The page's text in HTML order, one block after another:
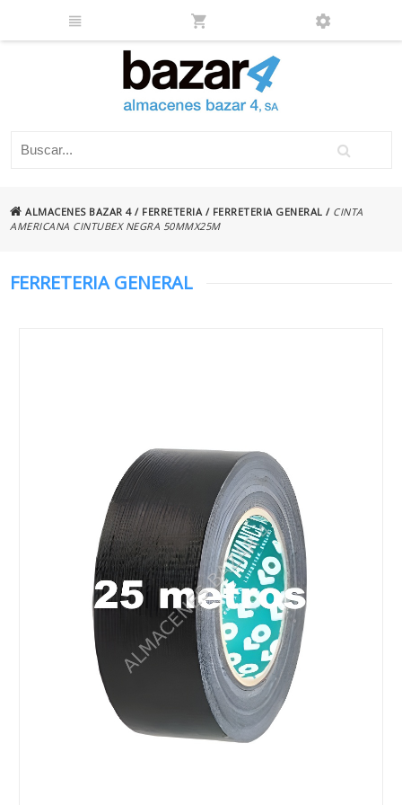
ALMACENES BAZAR 4/ FERRETERIA / FERRETERIA GENERAL / CINTA
AMERICANA CINTUBEX NEGRA 50MMX25M
FERRETERIA GENERAL